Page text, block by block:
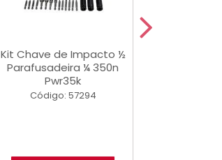
Kit Chave de Impacto ½
Parafusadeira ¼ 350n
Pwr35k
Código: 57294